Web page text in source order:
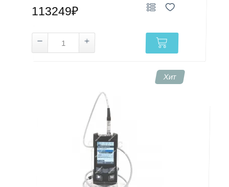
113249₽
Хит